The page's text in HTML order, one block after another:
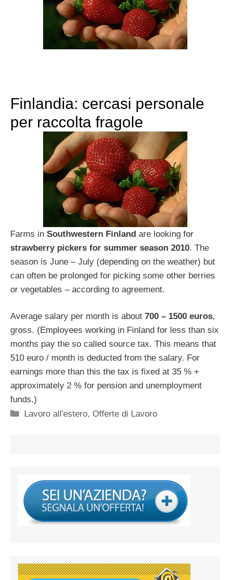
Finlandia: cercasi personale
per raccolta fragole
Farms in Southwestern Finland are looking for
strawberry pickers for summer season 2010. The
season is June – July (depending on the weather) but
can often be prolonged for picking some other berries
or vegetables – according to agreement.
Average salary per month is about 700 – 1500 euros,
gross. (Employees working in Finland for less than six
months pay the so called source tax. This means that
510 euro / month is deducted from the salary. For
earnings more than this the tax is fixed at 35 % +
approximately 2 % for pension and unemployment
funds.)
Categorie
Lavoro all'estero,Offerte di Lavoro